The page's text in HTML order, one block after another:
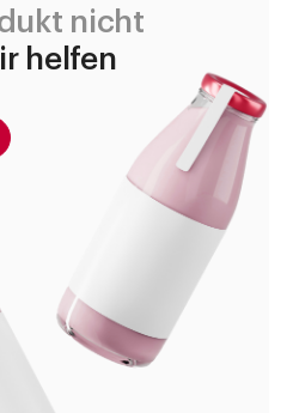
nicht
helfen